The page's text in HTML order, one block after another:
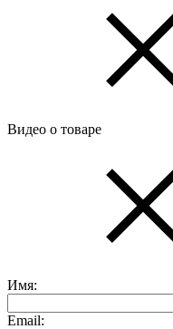
Видео о товаре
Имя:
Email: